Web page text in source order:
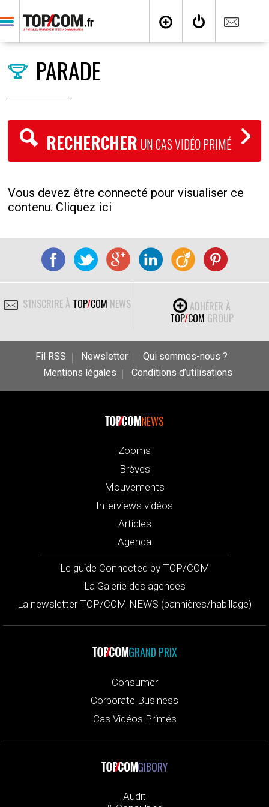
PARADE
RECHERCHER UN CAS VIDÉO PRIMÉ
Vous devez être connecté pour visualiser ce
contenu. Cliquez ici
S'INSCRIRE À TOP/COM NEWS
ADHÉRER À
TOP/COM GROUP
Fil RSS Newsletter
Qui sommes-nous ?
Mentions légales
Conditions d’utilisations
NEWS
Zooms
Brèves
Mouvements
Interviews vidéos
Articles
Agenda
Le guide Connected by TOP/COM
La Galerie des agences
La newsletter TOP/COM NEWS (bannières/habillage)
GRAND PRIX
Consumer
Corporate Business
Cas Vidéos Primés
GIBORY
Audit